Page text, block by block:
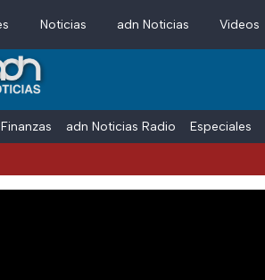
Noticias adn Noticias Videos
Finanzas adn Noticias Radio Especiales